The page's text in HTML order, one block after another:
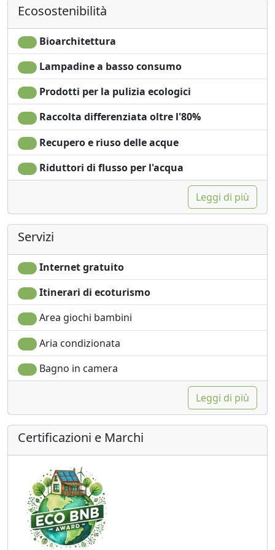
Frigobar acceso su
richiesta per
risparmio energetico
Asciugacapelli
Terrazza
Patio
Asciugamani
Lenzuola
Giardino
Vista mare
Vista giardino
Ingresso
indipendente
Ecosostenibilità
Bioarchitettura
Lampadine a basso consumo
Prodotti per la pulizia ecologici
Raccolta differenziata oltre l'80%
Recupero e riuso delle acque
Riduttori di flusso per l'acqua
Leggi di più
Servizi
Internet gratuito
Itinerari di ecoturismo
Area giochi bambini
Aria condizionata
Bagno in camera
Leggi di più
Certificazioni e Marchi